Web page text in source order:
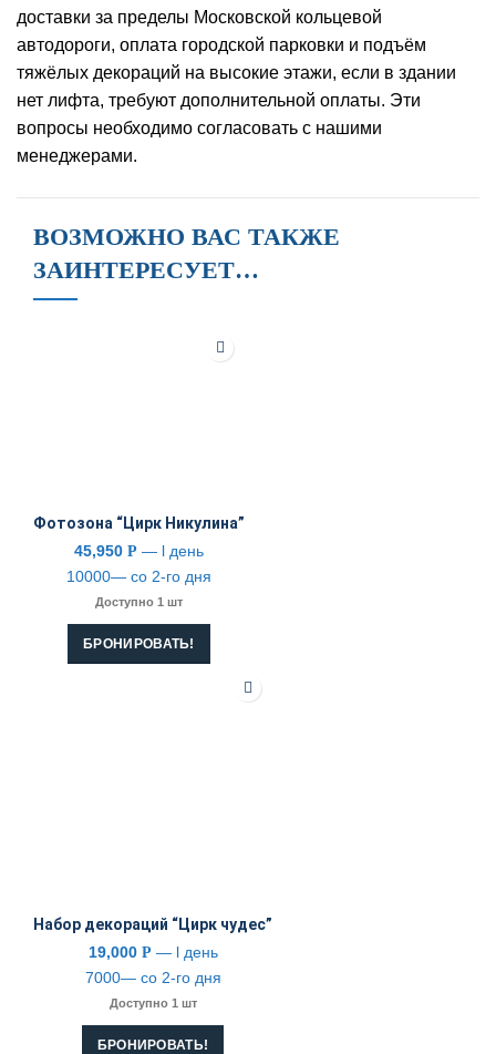
доставки за пределы Московской кольцевой
автодороги, оплата городской парковки и подъём
тяжёлых декораций на высокие этажи, если в здании
нет лифта, требуют дополнительной оплаты. Эти
вопросы необходимо согласовать с нашими
менеджерами.
ВОЗМОЖНО ВАС ТАКЖЕ
ЗАИНТЕРЕСУЕТ…
Фотозона “Цирк Никулина”
45,950 Р — l день
10000— со 2-го дня
Доступно 1 шт
БРОНИРОВАТЬ!
Набор декораций “Цирк чудес”
19,000 Р — l день
7000— со 2-го дня
Доступно 1 шт
БРОНИРОВАТЬ!